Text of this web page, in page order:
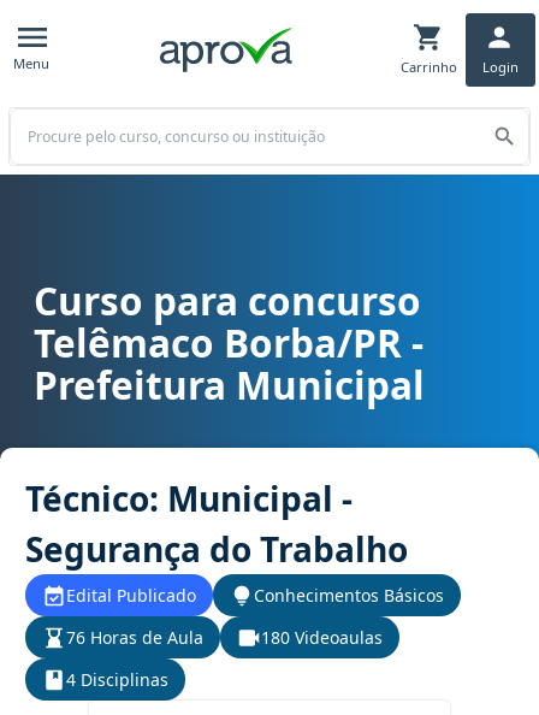
Menu Carrinho Login
Buscar
Curso para concurso Telêmaco Borba/PR - Prefeitura Municipal
Curso para concurso
Telêmaco Borba/PR -
Prefeitura Municipal
Técnico: Municipal -
Segurança do Trabalho
Edital Publicado
Conhecimentos Básicos
76 Horas de Aula
180 Videoaulas
4 Disciplinas